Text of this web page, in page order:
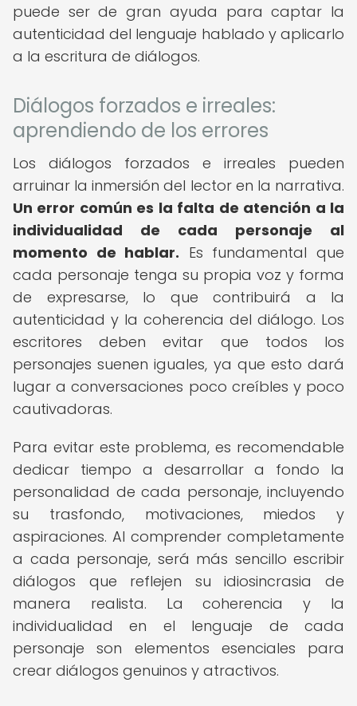
puede ser de gran ayuda para captar la
autenticidad del lenguaje hablado y aplicarlo
a la escritura de diálogos.
Diálogos forzados e irreales:
aprendiendo de los errores
Los diálogos forzados e irreales pueden
arruinar la inmersión del lector en la narrativa.
Un error común es la falta de atención a la
individualidad de cada personaje al
momento de hablar. Es fundamental que
cada personaje tenga su propia voz y forma
de expresarse, lo que contribuirá a la
autenticidad y la coherencia del diálogo. Los
escritores deben evitar que todos los
personajes suenen iguales, ya que esto dará
lugar a conversaciones poco creíbles y poco
cautivadoras.
Para evitar este problema, es recomendable
dedicar tiempo a desarrollar a fondo la
personalidad de cada personaje, incluyendo
su trasfondo, motivaciones, miedos y
aspiraciones. Al comprender completamente
a cada personaje, será más sencillo escribir
diálogos que reflejen su idiosincrasia de
manera realista. La coherencia y la
individualidad en el lenguaje de cada
personaje son elementos esenciales para
crear diálogos genuinos y atractivos.